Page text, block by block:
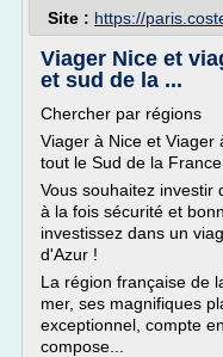
Site : https://
Viager Nice et
et sud de la ...
Chercher par régions
Viager à Nice et Viager
tout le Sud de la France
Vous souhaitez investir
à la fois sécurité et
investissez dans un
d'Azur !
La région française de
mer, ses magnifiques
exceptionnel, compte
compose...